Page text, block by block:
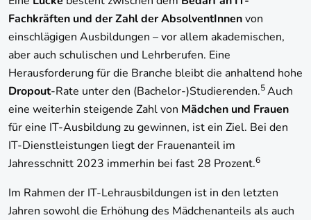
Fachkräften und der Zahl der AbsolventInnenvon
einschlägigen Ausbildungen – vor allem akademischen,
aber auch schulischen und Lehrberufen. Eine
Herausforderung für die Branche bleibt die anhaltend hohe
Dropout-Rate unter den (Bachelor-)Studierenden.5Auch
eine weiterhin steigende Zahl von Mädchen und Frauen
für eine IT-Ausbildung zu gewinnen, ist ein Ziel. Bei den
IT-Dienstleistungen liegt der Frauenanteil im
Jahresschnitt 2023 immerhin bei fast 28 Prozent.6
Im Rahmen der IT-Lehrausbildungen ist in den letzten
Jahren sowohl die Erhöhung des Mädchenanteils als auch